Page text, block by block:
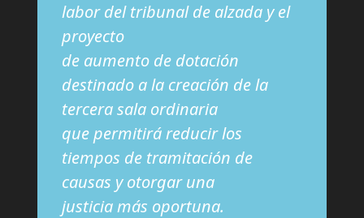
labor del tribunal de alzada y el
proyecto
de aumento de dotación
destinado a la creación de la
tercera sala ordinaria
que permitirá reducir los
tiempos de tramitación de
causas y otorgar una
justicia más oportuna.